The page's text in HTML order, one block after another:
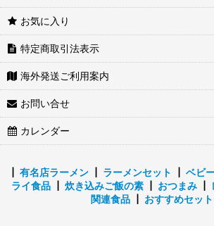
お気に入り
特定商取引法表示
海外発送ご利用案内
お問い合せ
カレンダー
有名店ラーメン┃ ラーメンセット ベビ
ライ食品
炊き込みご飯の素 おつまみ
関連食品┃ おすすめセット